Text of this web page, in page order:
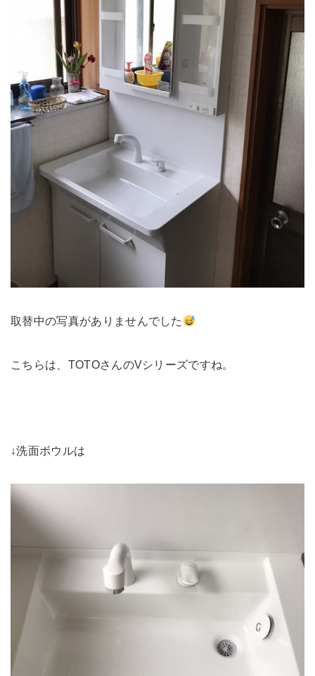
取替中の写真がありませんでした
こちらは、TOTOさんのVシリーズですね。
↓洗面ボウルは